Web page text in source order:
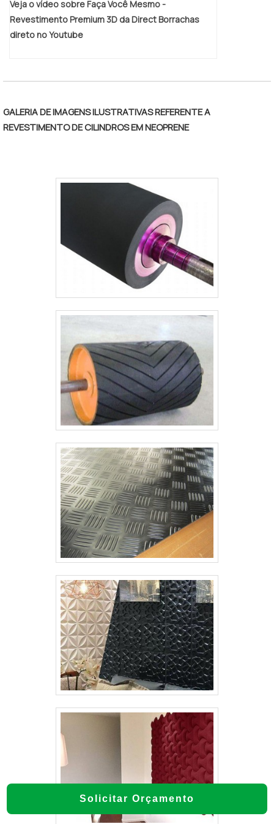
Veja o vídeo sobre Faça Você Mesmo -
Revestimento Premium 3D da Direct Borrachas
direto no Youtube
GALERIA DE IMAGENS ILUSTRATIVAS REFERENTE A
REVESTIMENTO DE CILINDROS EM NEOPRENE
Solicitar Orçamento